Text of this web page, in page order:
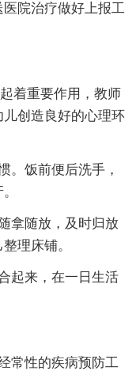
院治疗做好上报工
着重要作用，教师
创造良好的心理环
。饭前便后洗手，
拿随放，及时归放
理床铺。
起来，在一日生活
常性的疾病预防工